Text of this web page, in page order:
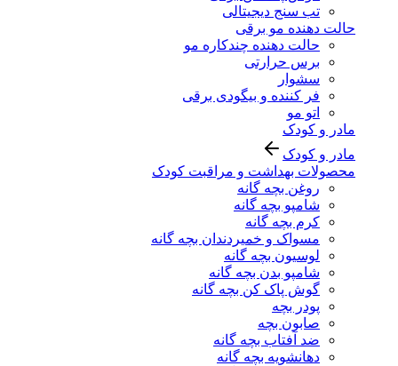
تب سنج دیجیتالی
حالت دهنده مو برقی
حالت دهنده چندکاره مو
برس حرارتی
سشوار
فر کننده و بیگودی برقی
اتو مو
مادر و کودک
مادر و کودک
محصولات بهداشت و مراقبت کودک
روغن بچه گانه
شامپو بچه گانه
کرم بچه گانه
مسواک و خمیردندان بچه گانه
لوسیون بچه گانه
شامپو بدن بچه گانه
گوش پاک کن بچه گانه
پودر بچه
صابون بچه
ضد آفتاب بچه گانه
دهانشویه بچه گانه